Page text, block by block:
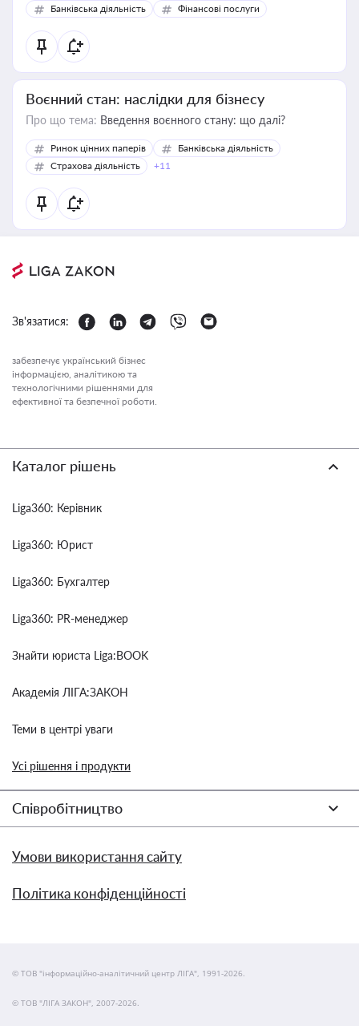
Банківська діяльність Фінансові послуги
Воєнний стан: наслідки для бізнесу
Про що тема: Введення воєнного стану: що далі?
Ринок цінних паперів
Банківська діяльність
Страхова діяльність
+11
Зв'язатися:
забезпечує український бізнес
інформацією, аналітикою та
технологічними рішеннями для
ефективної та безпечної роботи.
Каталог рішень
Liga360: Керівник
Liga360: Юрист
Liga360: Бухгалтер
Liga360: PR-менеджер
Знайти юриста Liga:BOOK
Академія ЛІГА:ЗАКОН
Теми в центрі уваги
Усі рішення і продукти
Співробітництво
Умови використання сайту
Політика конфіденційності
© ТОВ "інформаційно-аналітичний центр ЛІГА", 1991-2026.
© ТОВ "ЛІГА ЗАКОН", 2007-2026.